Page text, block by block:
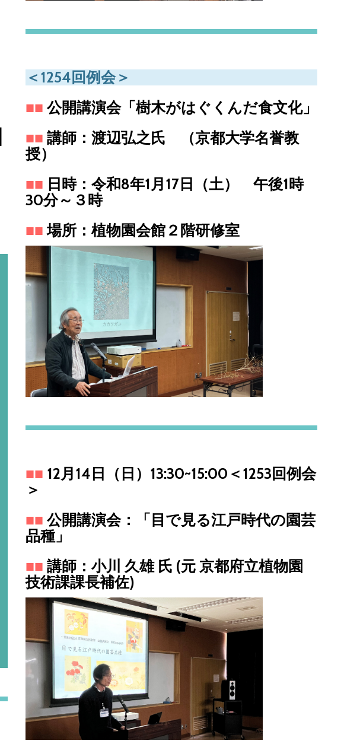
＜1254回例会＞
■■ 公開講演会「樹木がはぐくんだ食文化」
■■ 講師：渡辺弘之氏 （京都大学名誉教
授）
■■ 日時：令和8年1月17日（土） 午後1時
30分～３時
■■ 場所：植物園会館２階研修室
■■ 12月14日（日）13:30~15:00＜1253回例会
＞
■■ 公開講演会：「目で見る江戸時代の園芸
品種」
■■ 講師：小川 久雄 氏 (元 京都府立植物園
技術課課長補佐)